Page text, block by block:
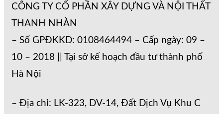
CÔNG TY CỔ PHẦN XÂY DỰNG VÀ NỘI THẤT
THANH NHÀN
– Số GPĐKKD: 0108464494 – Cấp ngày: 09 –
10 – 2018 || Tại sở kế hoạch đầu tư thành phố
Hà Nội
– Địa chỉ: LK-323, DV-14, Đất Dịch Vụ Khu C